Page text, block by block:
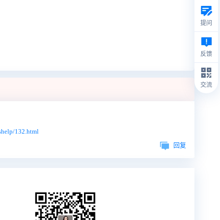
132.html
回复
提问
反馈
交流